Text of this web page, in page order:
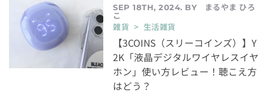
SEP 18TH, 2024. BY まるやま ひろ
こ
雑貨 > 生活雑貨
【3COINS（スリーコインズ）】Y
2K「液晶デジタルワイヤレスイヤ
ホン」使い方レビュー！聴こえ方
はどう？